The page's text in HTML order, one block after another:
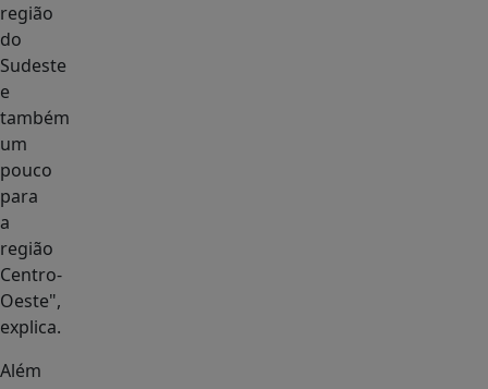
região
do
Sudeste
e
também
um
pouco
para
a
região
Centro-
Oeste",
explica.
Além